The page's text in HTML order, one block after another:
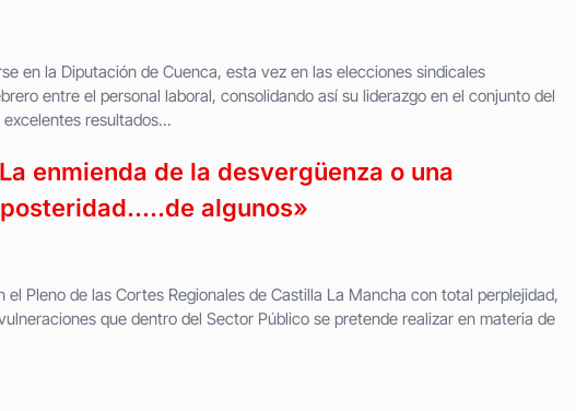
en la Diputación de Cuenca, esta vez en las elecciones sindicales
entre el personal laboral, consolidando así su liderazgo en el conjunto del
resultados...
enmienda de la desvergüenza o una
algunos»
el Pleno de las Cortes Regionales de Castilla La Mancha con total perplejidad,
que dentro del Sector Público se pretende realizar en materia de